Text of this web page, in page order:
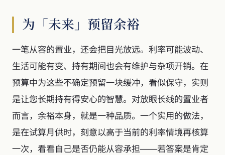
为「未来」预留余裕
一笔从容的置业，还会把目光放远。利率可能波动、
生活可能有变、持有期间也会有维护与杂项开销。在
预算中为这些不确定预留一块缓冲，看似保守，实则
是让您长期持有得安心的智慧。对放眼长线的置业者
而言，余裕本身，就是一种品质。一个实用的做法，
是在试算月供时，刻意以高于当前的利率情境再核算
一次，看看自己是否仍能从容承担——若答案是肯定